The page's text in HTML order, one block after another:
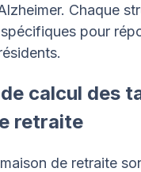
Chaque
pour
calcul des
retraite
de retraite